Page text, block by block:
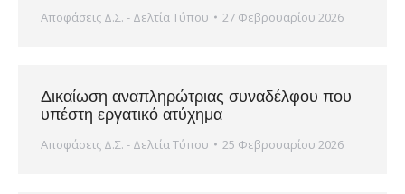
Αποφάσεις Δ.Σ. - Δελτία Τύπου 27 Φεβρουαρίου 2026
Δικαίωση αναπληρώτριας συναδέλφου που
υπέστη εργατικό ατύχημα
Αποφάσεις Δ.Σ. - Δελτία Τύπου 25 Φεβρουαρίου 2026